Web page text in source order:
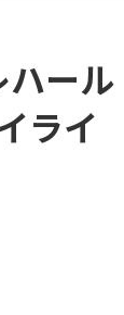
ール
ライ